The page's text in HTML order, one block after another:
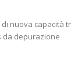
nuova capacità
da depurazione